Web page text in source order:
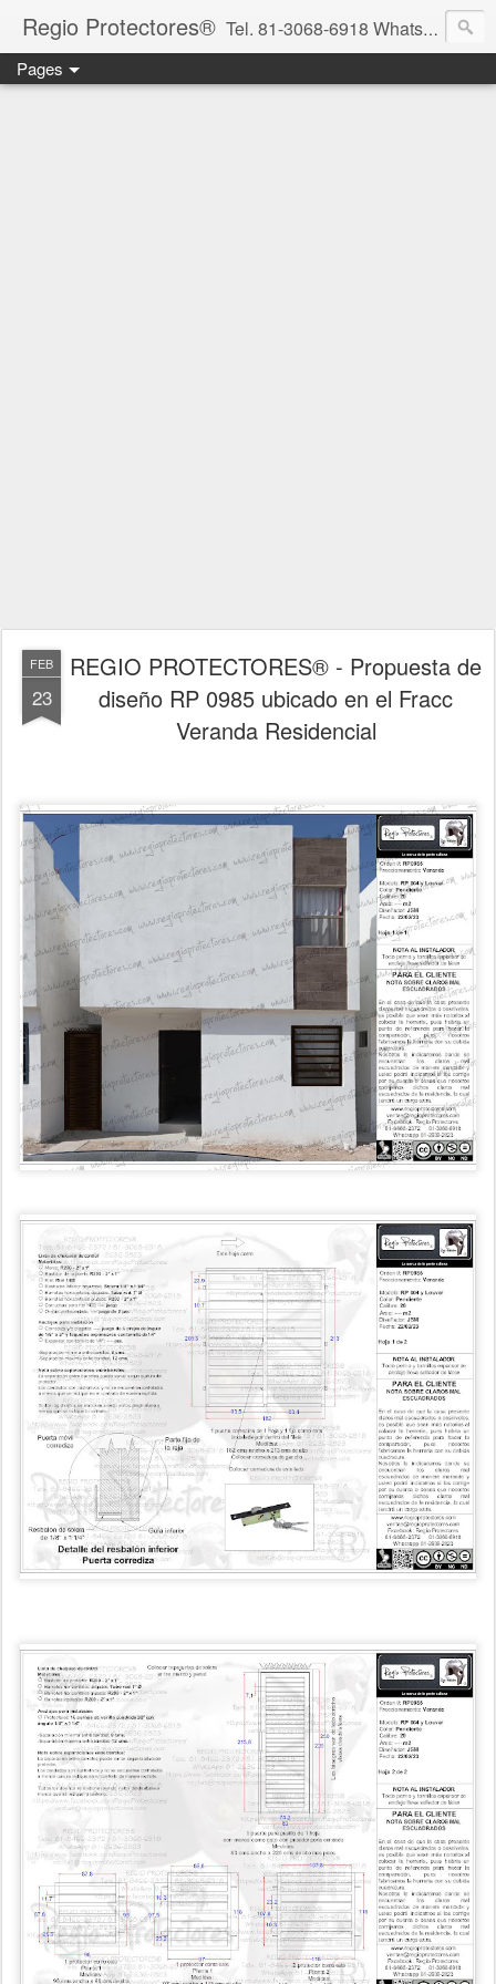
Regio Protectores® Tel. 81-3068-6918 WhatsApp 81-2636-2823 / 33-1145-3780 cotizacionregioprotectores@gmail.com / regioprotectores@gmail.com https://www.facebook.com/RegioProtectores/
Pages
FEB
23
REGIO PROTECTORES® - Propuesta de
diseño RP 0985 ubicado en el Fracc
Veranda Residencial